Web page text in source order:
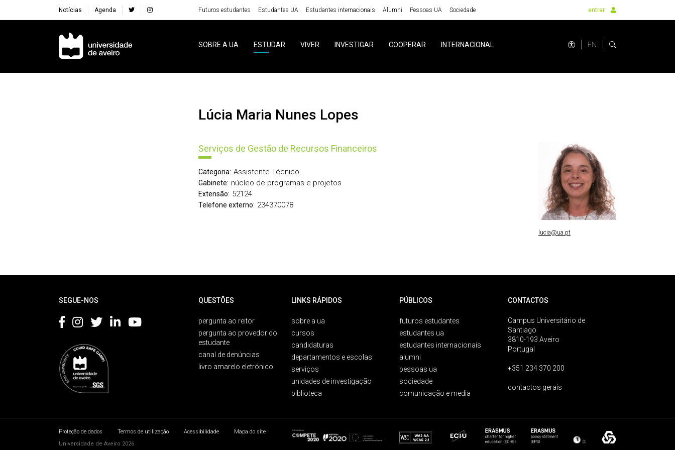
Notícias Agenda Futuros estudantes Estudantes UA Estudantes internacionais Alumni Pessoas UA Sociedade entrar
Navegação Principal
SOBRE A UA ESTUDAR VIVER INVESTIGAR COOPERAR INTERNACIONAL EN
Lúcia Maria Nunes Lopes
Serviços de Gestão de Recursos Financeiros
Categoria: Assistente Técnico
Gabinete: núcleo de programas e projetos
Extensão: 52124
Telefone externo: 234370078
lucia@ua.pt
SEGUE-NOS QUESTÕES
pergunta ao reitor
pergunta ao provedor do
estudante
canal de denúncias
livro amarelo eletrónico
LINKS RÁPIDOS
sobre a ua
cursos
candidaturas
departamentos e escolas
serviços
unidades de investigação
biblioteca
PÚBLICOS
futuros estudantes
estudantes ua
estudantes internacionais
alumni
pessoas ua
sociedade
comunicação e media
CONTACTOS
Campus Universitário de
Santiago
3810-193 Aveiro
Portugal
+351 234 370 200
contactos gerais
Proteção de dados Termos de utilização Acessibilidade
Mapa do site
Universidade de Aveiro 2026